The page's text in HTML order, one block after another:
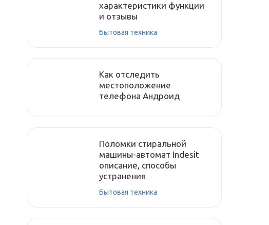
характеристики функции
и отзывы
Бытовая техника
Как отследить
местоположение
телефона Андроид
Поломки стиральной
машины-автомат Indesit
описание, способы
устранения
Бытовая техника